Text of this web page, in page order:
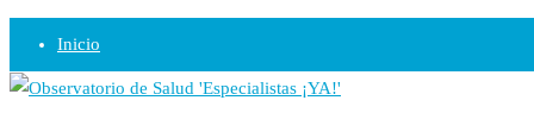
Inicio
Observatorio